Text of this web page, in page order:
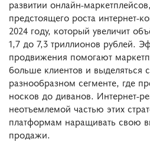
развитии онлайн-
предстоящего роста интернет-
2024 году, который увеличит
1,7 до 7,3 триллионов рублей.
продвижения помогают
больше клиентов и выделяться
разнообразном сегменте, где
носков до диванов. Интернет-
неотъемлемой частью этих
платформам наращивать свою
продажи.